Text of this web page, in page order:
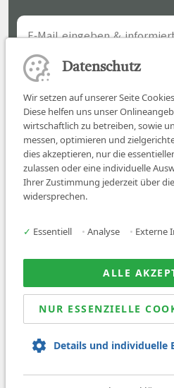
Job
Über
News
© 2026 Sanovetis. All
Datenschutz
Wir setzen auf unserer Seite
Diese helfen uns unser
wirtschaftlich zu betreiben, sowie
messen, optimieren und
dies akzeptieren, nur die
zulassen oder eine individuelle
Ihrer Zustimmung jederzeit über
widersprechen.
✓ Essentiell • Analyse • Externe
ALLE
NUR ESSENZIELLE
Details und individuelle